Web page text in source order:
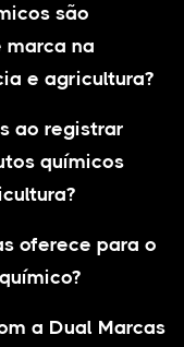
são
marca na
e agricultura?
ao registrar
químicos
oferece para o
a Dual Marcas